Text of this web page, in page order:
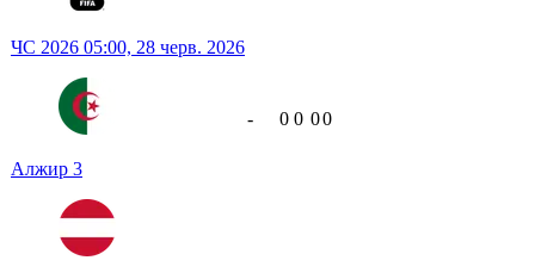
ЧС 2026 05:00, 28 черв. 2026
Алжир 3
- 0 0 00